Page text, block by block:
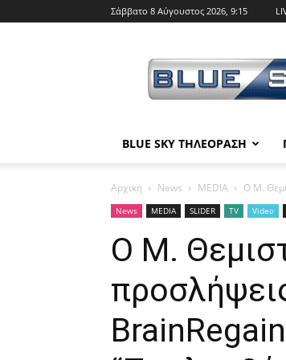
Σάββατο 8 Αύγουστος 2026, 9:15
SKY
BLUE SKY ΤΗΛΕΟΡΑΣΗ
Αρχική News MEDIA Ο Μ.
News MEDIA SLIDER TV Video
Ο Μ.